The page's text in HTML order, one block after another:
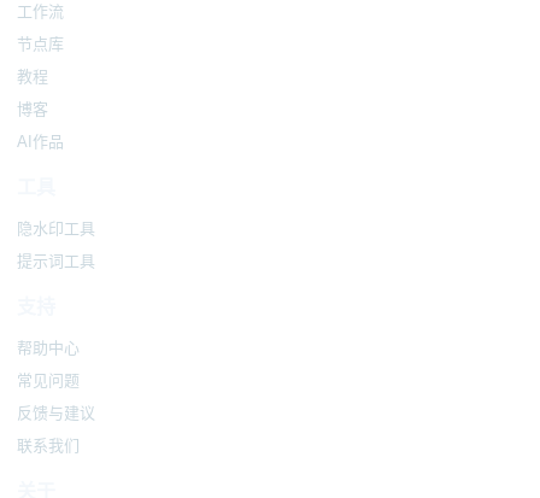
工作流
节点库
教程
博客
AI作品
隐水印工具
提示词工具
帮助中心
常见问题
反馈与建议
联系我们